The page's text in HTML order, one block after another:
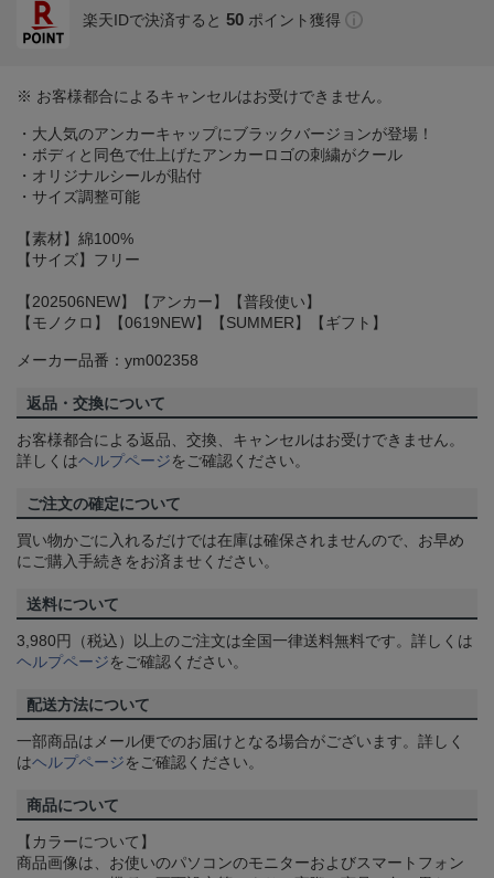
楽天IDで決済すると 50 ポイント獲得
※ お客様都合によるキャンセルはお受けできません。
・大人気のアンカーキャップにブラックバージョンが登場！
・ボディと同色で仕上げたアンカーロゴの刺繍がクール
・オリジナルシールが貼付
・サイズ調整可能
【素材】綿100%
【サイズ】フリー
【202506NEW】【アンカー】【普段使い】
【モノクロ】【0619NEW】【SUMMER】【ギフト】
メーカー品番：ym002358
返品・交換について
お客様都合による返品、交換、キャンセルはお受けできません。
詳しくはヘルプページをご確認ください。
ご注文の確定について
買い物かごに入れるだけでは在庫は確保されませんので、お早め
にご購入手続きをお済ませください。
送料について
3,980円（税込）以上のご注文は全国一律送料無料です。詳しくは
ヘルプページをご確認ください。
配送方法について
一部商品はメール便でのお届けとなる場合がございます。詳しく
はヘルプページをご確認ください。
商品について
【カラーについて】
商品画像は、お使いのパソコンのモニターおよびスマートフォン